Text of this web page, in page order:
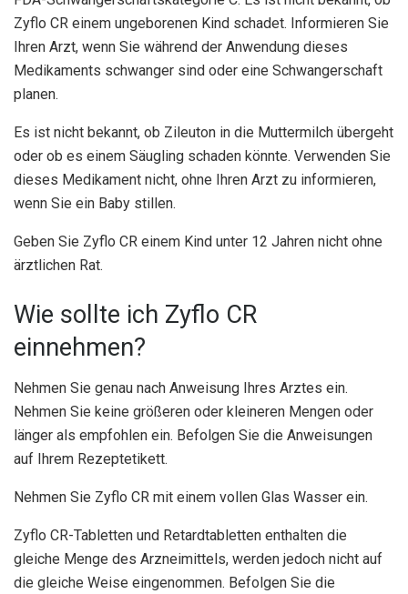
Zyflo CR einem ungeborenen Kind schadet. Informieren Sie
Ihren Arzt, wenn Sie während der Anwendung dieses
Medikaments schwanger sind oder eine Schwangerschaft
planen.
Es ist nicht bekannt, ob Zileuton in die Muttermilch übergeht
oder ob es einem Säugling schaden könnte. Verwenden Sie
dieses Medikament nicht, ohne Ihren Arzt zu informieren,
wenn Sie ein Baby stillen.
Geben Sie Zyflo CR einem Kind unter 12 Jahren nicht ohne
ärztlichen Rat.
Wie sollte ich Zyflo CR
einnehmen?
Nehmen Sie genau nach Anweisung Ihres Arztes ein.
Nehmen Sie keine größeren oder kleineren Mengen oder
länger als empfohlen ein. Befolgen Sie die Anweisungen
auf Ihrem Rezeptetikett.
Nehmen Sie Zyflo CR mit einem vollen Glas Wasser ein.
Zyflo CR-Tabletten und Retardtabletten enthalten die
gleiche Menge des Arzneimittels, werden jedoch nicht auf
die gleiche Weise eingenommen. Befolgen Sie die